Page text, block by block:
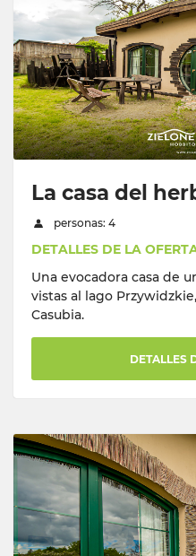
La casa del
personas: 4
DETALLES DE LA
Una evocadora casa de
vistas al lago
Casubia.
DETALLES